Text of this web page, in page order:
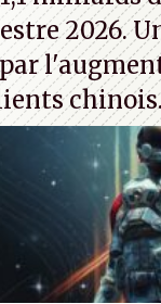
2026.